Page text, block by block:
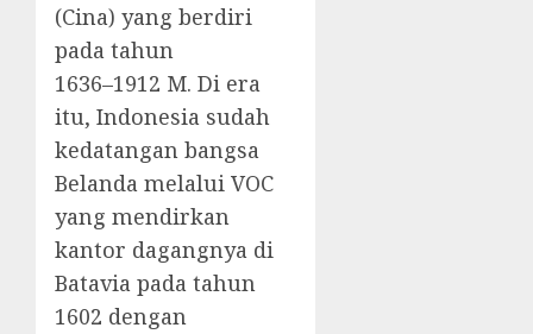
(Cina) yang berdiri
pada tahun
1636–1912 M. Di era
itu, Indonesia sudah
kedatangan bangsa
Belanda melalui VOC
yang mendirkan
kantor dagangnya di
Batavia pada tahun
1602 dengan